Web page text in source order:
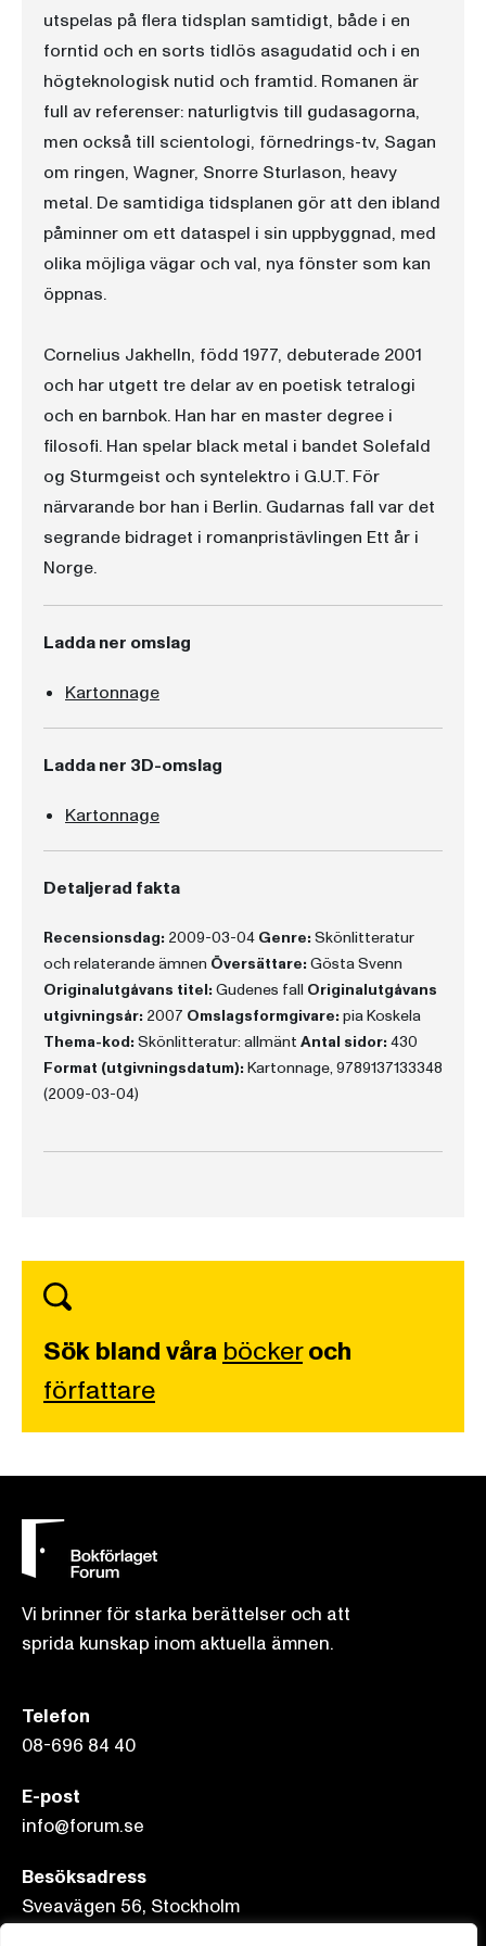
utspelas på flera tidsplan samtidigt, både i en
forntid och en sorts tidlös asagudatid och i en
högteknologisk nutid och framtid. Romanen är
full av referenser: naturligtvis till gudasagorna,
men också till scientologi, förnedrings-tv, Sagan
om ringen, Wagner, Snorre Sturlason, heavy
metal. De samtidiga tidsplanen gör att den ibland
påminner om ett dataspel i sin uppbyggnad, med
olika möjliga vägar och val, nya fönster som kan
öppnas.
Cornelius Jakhelln, född 1977, debuterade 2001
och har utgett tre delar av en poetisk tetralogi
och en barnbok. Han har en master degree i
filosofi. Han spelar black metal i bandet Solefald
og Sturmgeist och syntelektro i G.U.T. För
närvarande bor han i Berlin. Gudarnas fall var det
segrande bidraget i romanpristävlingen Ett år i
Norge.
Ladda ner omslag
Kartonnage
Ladda ner 3D-omslag
Kartonnage
Detaljerad fakta
Recensionsdag: 2009-03-04 Genre: Skönlitteratur
och relaterande ämnen Översättare: Gösta Svenn
Originalutgåvans titel: Gudenes fall Originalutgåvans
utgivningsår: 2007 Omslagsformgivare: pia Koskela
Thema-kod: Skönlitteratur: allmänt Antal sidor: 430
Format (utgivningsdatum): Kartonnage, 9789137133348
(2009-03-04)
Sök bland våra böckeroch
författare
Vi brinner för starka berättelser och att
sprida kunskap inom aktuella ämnen.
Telefon
08-696 84 40
E-post
info@forum.se
Besöksadress
Sveavägen 56, Stockholm